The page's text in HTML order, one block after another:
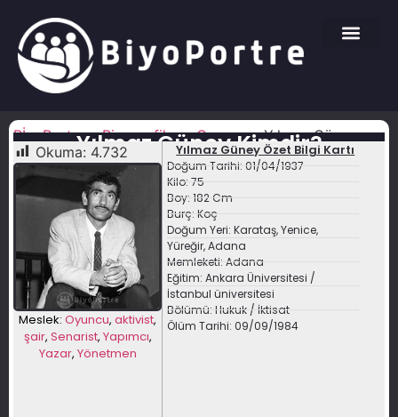
BİyoPortre»Biyografiler»Oyuncu»Yılmaz Güney
Yılmaz Güney Kimdir?
Okuma: 4.732
Meslek:Oyuncu,aktivist,
şair, Senarist, Yapımcı,
Yazar, Yönetmen
Yılmaz Güney Özet Bilgi Kartı
Doğum Tarihi: 01/04/1937
Kilo: 75
Boy: 182 Cm
Burç: Koç
Doğum Yeri: Karataş, Yenice,
Yüreğir, Adana
Memleketi: Adana
Eğitim: Ankara Üniversitesi /
İstanbul üniversitesi
Bölümü: Hukuk / İktisat
Ölüm Tarihi: 09/09/1984